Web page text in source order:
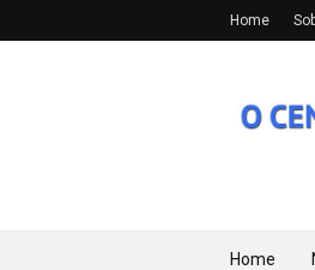
Home
Home